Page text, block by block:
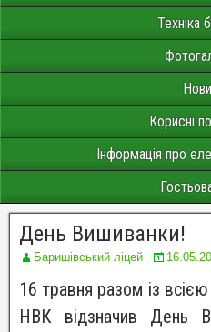
Техніка
Корисні
Інформація про
День Вишиванки!
Баришівський ліцей
16 травня разом із
НВК відзначив День